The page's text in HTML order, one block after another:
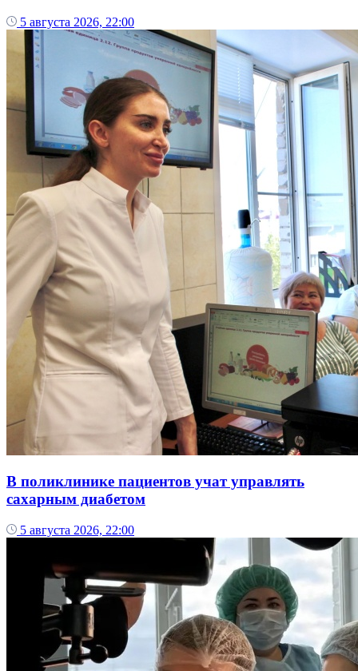
5 августа 2026, 22:00
В поликлинике пациентов учат управлять
сахарным диабетом
5 августа 2026, 22:00